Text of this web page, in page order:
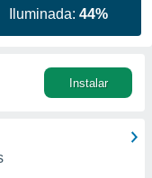
Iluminada:44%
Instalar